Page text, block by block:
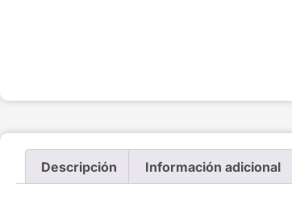
Descripción Información adicional